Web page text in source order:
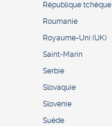
République tchèque
Roumanie
Royaume-Uni (UK)
Saint-Marin
Serbie
Slovaquie
Slovénie
Suède